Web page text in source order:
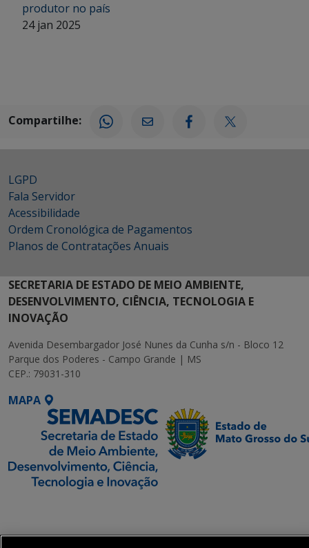
produtor no país
24 jan 2025
Compartilhe:
LGPD
Fala Servidor
Acessibilidade
Ordem Cronológica de Pagamentos
Planos de Contratações Anuais
SECRETARIA DE ESTADO DE MEIO AMBIENTE,
DESENVOLVIMENTO, CIÊNCIA, TECNOLOGIA E
INOVAÇÃO
Avenida Desembargador José Nunes da Cunha s/n - Bloco 12
Parque dos Poderes - Campo Grande | MS
CEP.: 79031-310
MAPA
Transformação Digital